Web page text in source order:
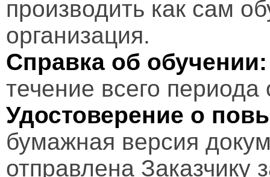
производить как сам
организация.
Справка об обучении:
течение всего периода
Удостоверение о
бумажная версия
отправлена Заказчику